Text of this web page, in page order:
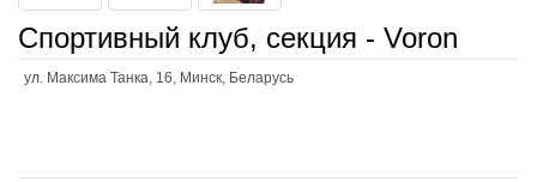
Спортивный клуб, секция - Voron
ул. Максима Танка, 16, Минск, Беларусь